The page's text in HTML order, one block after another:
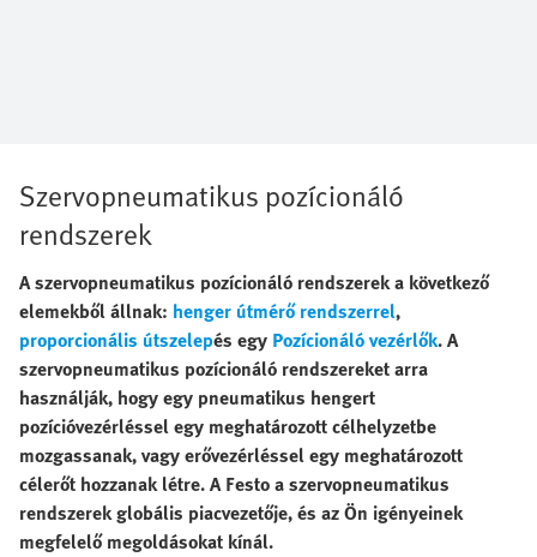
Szervopneumatikus pozícionáló
rendszerek
A szervopneumatikus pozícionáló rendszerek a következő
elemekből állnak: henger útmérő rendszerrel,
proporcionális útszelepés egy Pozícionáló vezérlők. A
szervopneumatikus pozícionáló rendszereket arra
használják, hogy egy pneumatikus hengert
pozícióvezérléssel egy meghatározott célhelyzetbe
mozgassanak, vagy erővezérléssel egy meghatározott
célerőt hozzanak létre. A Festo a szervopneumatikus
rendszerek globális piacvezetője, és az Ön igényeinek
megfelelő megoldásokat kínál.